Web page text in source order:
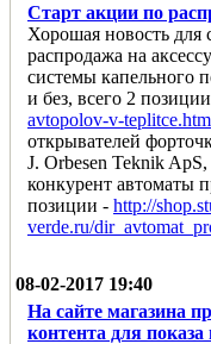
Старт акции по
Хорошая новость для
распродажа на
системы капельного
и без, всего 2
avtopolov-v-teplitce.htm
открывателей
J. Orbesen Teknik
конкурент автоматы
позиции - http://
verde.ru/
08-02-2017 19:40
На сайте магазина
контента для